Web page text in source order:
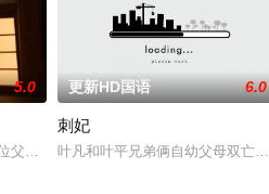
勾结，在城里生产毒气，中国派遣特务“
5.0
父亲和他的两个儿子。有一天，父亲催
更新HD国语 6.0
刺妃
叶凡和叶平兄弟俩自幼父母双亡